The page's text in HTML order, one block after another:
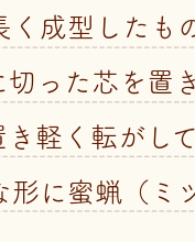
く成型したも
切った芯を置
軽く転がし
形に蜜蝋（ミ